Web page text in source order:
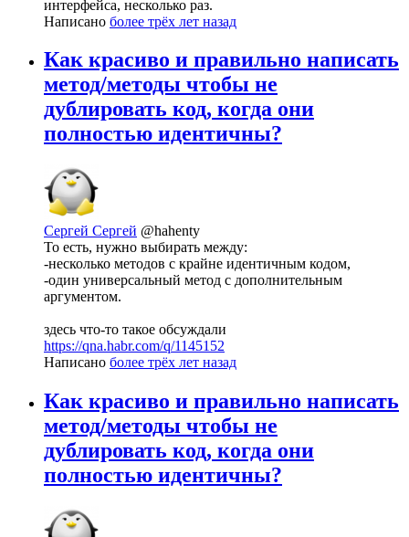
интерфейса, несколько раз.
Написано более трёх лет назад
Как красиво и правильно написать
метод/методы чтобы не
дублировать код, когда они
полностью идентичны?
Сергей Сергей @hahenty
То есть, нужно выбирать между:
-несколько методов с крайне идентичным кодом,
-один универсальный метод с дополнительным
аргументом.
здесь что-то такое обсуждали
https://qna.habr.com/q/1145152
Написано более трёх лет назад
Как красиво и правильно написать
метод/методы чтобы не
дублировать код, когда они
полностью идентичны?